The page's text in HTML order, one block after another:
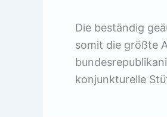
Die beständig
somit die größte
konjunkturelle